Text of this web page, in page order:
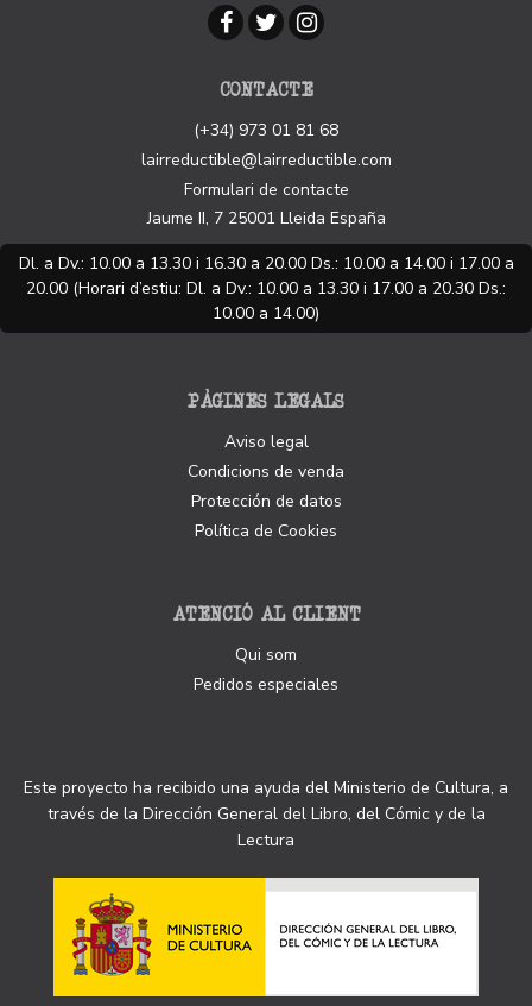
CONTACTE
(+34) 973 01 81 68
lairreductible@lairreductible.com
Formulari de contacte
Jaume II, 7 25001 Lleida España
Dl. a Dv.: 10.00 a 13.30 i 16.30 a 20.00 Ds.: 10.00 a 14.00 i 17.00 a
20.00 (Horari d’estiu: Dl. a Dv.: 10.00 a 13.30 i 17.00 a 20.30 Ds.:
10.00 a 14.00)
PÀGINES LEGALS
Aviso legal
Condicions de venda
Protección de datos
Política de Cookies
ATENCIÓ AL CLIENT
Qui som
Pedidos especiales
Este proyecto ha recibido una ayuda del Ministerio de Cultura, a
través de la Dirección General del Libro, del Cómic y de la
Lectura